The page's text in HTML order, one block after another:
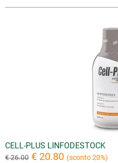
CELL-PLUS LINFODESTOCK
€ 26.00 € 20.80 (sconto 20%)